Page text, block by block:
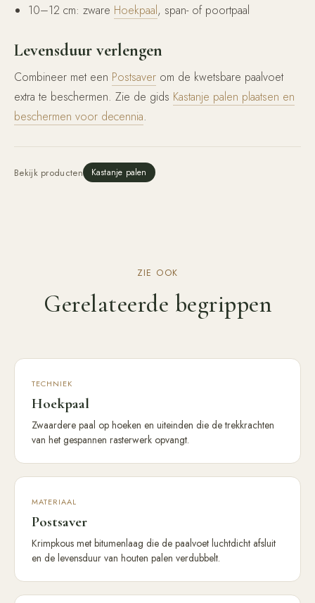
10–12 cm: zware Hoekpaal, span- of poortpaal
Levensduur verlengen
Combineer met een Postsaver om de kwetsbare paalvoet
extra te beschermen. Zie de gids Kastanje palen plaatsen en
beschermen voor decennia.
Bekijk producten Kastanje palen
ZIE OOK
Gerelateerde begrippen
TECHNIEK
Hoekpaal
Zwaardere paal op hoeken en uiteinden die de trekkrachten
van het gespannen rasterwerk opvangt.
MATERIAAL
Postsaver
Krimpkous met bitumenlaag die de paalvoet luchtdicht afsluit
en de levensduur van houten palen verdubbelt.